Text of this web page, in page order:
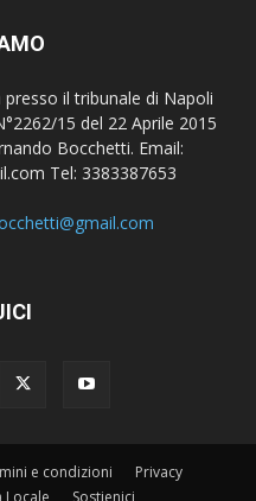
il tribunale di Napoli
15 del 22 Aprile 2015
Bocchetti. Email:
Tel: 3383387653
e condizioni
Privacy
Locale Sostienici